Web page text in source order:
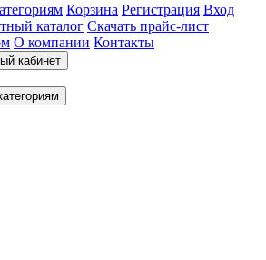
Корзина Регистрация Вход
каталог Скачать прайс-лист
О компании Контакты
кабинет